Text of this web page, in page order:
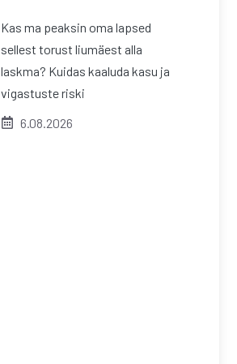
Kas ma peaksin oma lapsed
sellest torust liumäest alla
laskma? Kuidas kaaluda kasu ja
vigastuste riski
6.08.2026